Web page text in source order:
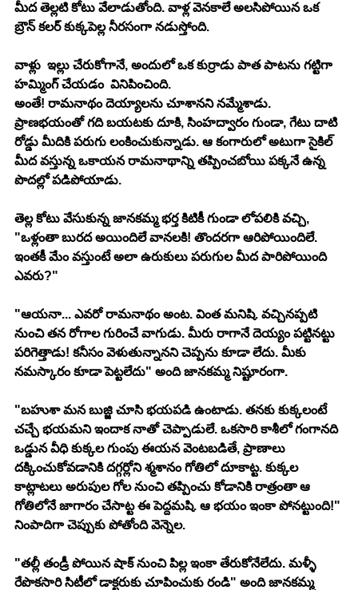
మీద తెల్లటి కోటు వేలాడుతోంది. వాళ్ల వెనకాలే అలసిపోయిన ఒక
బ్రౌన్ కలర్ కుక్కపెల్ల నీరసంగా నడుస్తోంది.
వాళ్లు  ఇల్లు చేరుకోగానే, అందులో ఒక కుర్రాడు పాత పాటను గట్టిగా
హమ్మింగ్ చేయడం  వినిపించింది.
అంతే! రామనాథం దెయ్యాలను చూశానని నమ్మేశాడు.
ప్రాణభయంతో గది బయటకు దూకి, సింహద్వారం గుండా, గేటు దాటి
రోడ్డు మీదికి పరుగు లంకించుకున్నాడు. ఆ కంగారులో అటుగా సైకిల్
మీద వస్తున్న ఒకాయన రామనాథాన్ని తప్పించబోయి పక్కనే ఉన్న
పొదల్లో పడిపోయాడు.
తెల్ల కోటు వేసుకున్న జానకమ్మ భర్త కిటికీ గుండా లోపలికి వచ్చి,
"ఒళ్లంతా బురద అయిందిలే వానలకి! తొందరగా ఆరిపోయిందిలే.
ఇంతకీ మేం వస్తుంటే అలా ఉరుకులు పరుగుల మీద పారిపోయింది
ఎవరు?"
"ఆయనా... ఎవరో రామనాథం అంట. వింత మనిషి. వచ్చినప్పటి
నుంచి తన రోగాల గురించే వాగుడు. మీరు రాగానే దెయ్యం పట్టినట్టు
పరిగెత్తాడు! కనీసం వెళుతున్నానని చెప్పను కూడా లేదు. మీకు
నమస్కారం కూడా పెట్టలేదు" అంది జానకమ్మ నిష్టూరంగా.
"బహుశా మన బుజ్జి చూసి భయపడి ఉంటాడు. తనకు కుక్కలంటే
చచ్చే భయమని ఇందాక నాతో చెప్పాడులే. ఒకసారి కాశీలో గంగానది
ఒడ్డున వీధి కుక్కల గుంపు ఈయన వెంటబడితే, ప్రాణాలు
దక్కించుకోవడానికి దగ్గర్లోని శ్మశానం గోతిలో దూకాట్ట. కుక్కల
కాట్లాటలు అరుపుల గోల నుంచి తప్పించు కోడానికి రాత్రంతా ఆ
గోతిలోనే జాగారం చేసాట్ట ఈ పెద్దమషి. ఆ భయం ఇంకా పోనట్టుంది!"
నింపాదిగా చెప్పుకు పోతోంది వెన్నెల.
"తల్లీ తండ్రీ పోయిన షాక్ నుంచి పిల్ల ఇంకా తేరుకోనేలేదు. మళ్ళీ
రేపొకసారి సిటీలో డాక్టరుకు చూపించుకు రండి" అంది జానకమ్మ